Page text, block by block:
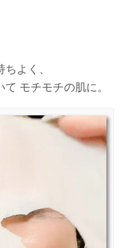
よく、
モチモチの肌に。